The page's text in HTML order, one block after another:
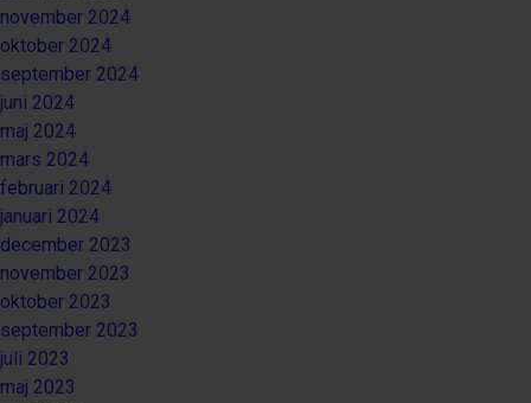
november 2024
oktober 2024
september 2024
juni 2024
maj 2024
mars 2024
februari 2024
januari 2024
december 2023
november 2023
oktober 2023
september 2023
juli 2023
maj 2023